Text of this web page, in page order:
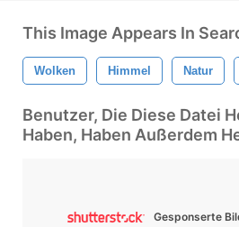
This Image Appears In
Wolken Himmel Natur
Benutzer, Die Diese Datei
Haben, Haben Außerdem
Gesponserte